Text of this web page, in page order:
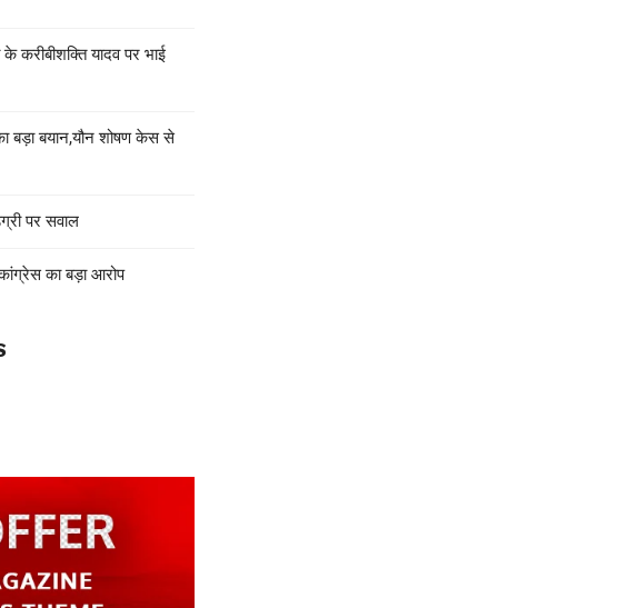
करीबीशक्ति यादव पर भाई
बड़ा बयान,यौन शोषण केस से
पर सवाल
का बड़ा आरोप